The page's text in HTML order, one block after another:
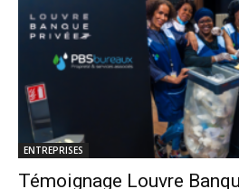
ENTREPRISES
Témoignage Louvre